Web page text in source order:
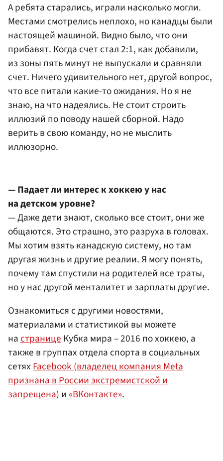
А ребята старались, играли насколько могли.
Местами смотрелись неплохо, но канадцы были
настоящей машиной. Видно было, что они
прибавят. Когда счет стал 2:1, как добавили,
из зоны пять минут не выпускали и сравняли
счет. Ничего удивительного нет, другой вопрос,
что все питали какие-то ожидания. Но я не
знаю, на что надеялись. Не стоит строить
иллюзий по поводу нашей сборной. Надо
верить в свою команду, но не мыслить
иллюзорно.
— Падает ли интерес к хоккею у нас
на детском уровне?
— Даже дети знают, сколько все стоит, они же
общаются. Это страшно, это разруха в головах.
Мы хотим взять канадскую систему, но там
другая жизнь и другие реалии. Я могу понять,
почему там спустили на родителей все траты,
но у нас другой менталитет и зарплаты другие.
Ознакомиться с другими новостями,
материалами и статистикой вы можете
настраницеКубка мира – 2016 по хоккею, а
также в группах отдела спорта в социальных
сетяхFacebook (владелец компания Meta
признана в России экстремистской и
запрещена)и«ВКонтакте».